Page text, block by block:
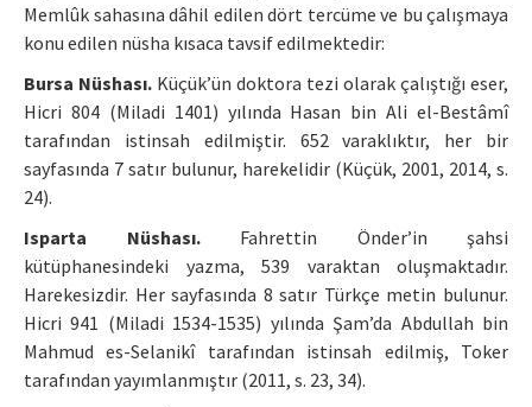
Memlûk sahasına dâhil edilen dört tercüme ve bu çalışmaya
konu edilen nüsha kısaca tavsif edilmektedir:
Bursa Nüshası. Küçük’ün doktora tezi olarak çalıştığı eser,
Hicri 804 (Miladi 1401) yılında Hasan bin Ali el-Bestâmî
tarafından istinsah edilmiştir. 652 varaklıktır, her bir
sayfasında 7 satır bulunur, harekelidir (Küçük, 2001, 2014, s.
24).
Isparta Nüshası.Fahrettin Önder’in şahsi
kütüphanesindeki yazma, 539 varaktan oluşmaktadır.
Harekesizdir. Her sayfasında 8 satır Türkçe metin bulunur.
Hicri 941 (Miladi 1534-1535) yılında Şam’da Abdullah bin
Mahmud es-Selanikî tarafından istinsah edilmiş, Toker
tarafından yayımlanmıştır (2011, s. 23, 34).